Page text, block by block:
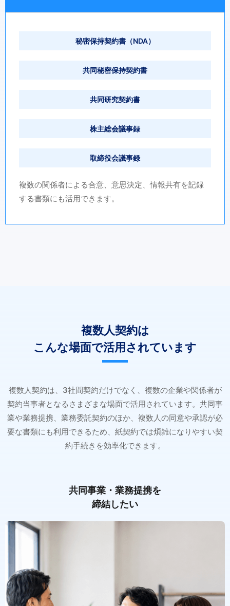
秘密保持契約書（NDA）
共同秘密保持契約書
共同研究契約書
株主総会議事録
取締役会議事録
複数の関係者による合意、意思決定、情報共有を記録
する書類にも活用できます。
複数人契約は
こんな場面で活用されています
複数人契約は、3社間契約だけでなく、複数の企業や関係者が
契約当事者となるさまざまな場面で活用されています。共同事
業や業務提携、業務委託契約のほか、複数人の同意や承認が必
要な書類にも利用できるため、紙契約では煩雑になりやすい契
約手続きを効率化できます。
共同事業・業務提携を
締結したい